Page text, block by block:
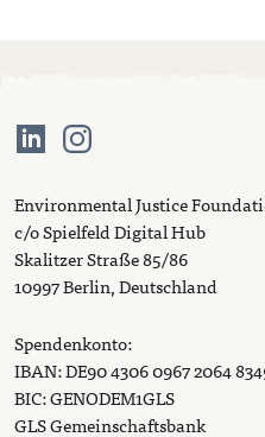
Environmental Justice
c/o Spielfeld Digital Hub
Skalitzer Straße 85/86
10997 Berlin, Deutschland
Spendenkonto:
IBAN: DE90 4306 0967 2064
BIC: GENODEM1GLS
GLS Gemeinschaftsbank